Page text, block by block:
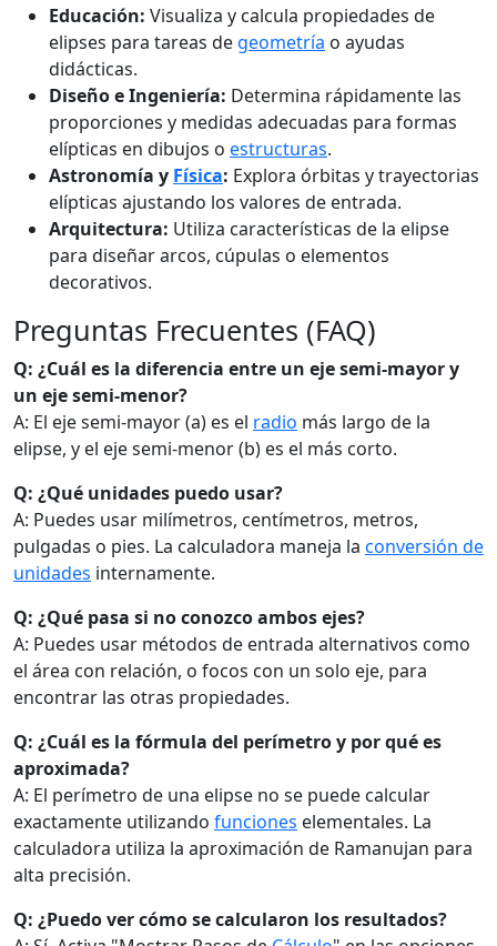
Educación: Visualiza y calcula propiedades de
elipses para tareas de geometría o ayudas
didácticas.
Diseño e Ingeniería: Determina rápidamente las
proporciones y medidas adecuadas para formas
elípticas en dibujos o estructuras.
Astronomía y Física: Explora órbitas y trayectorias
elípticas ajustando los valores de entrada.
Arquitectura: Utiliza características de la elipse
para diseñar arcos, cúpulas o elementos
decorativos.
Preguntas Frecuentes (FAQ)
Q: ¿Cuál es la diferencia entre un eje semi-mayor y
un eje semi-menor?
A: El eje semi-mayor (a) es el radio más largo de la
elipse, y el eje semi-menor (b) es el más corto.
Q: ¿Qué unidades puedo usar?
A: Puedes usar milímetros, centímetros, metros,
pulgadas o pies. La calculadora maneja la conversión de
unidades internamente.
Q: ¿Qué pasa si no conozco ambos ejes?
A: Puedes usar métodos de entrada alternativos como
el área con relación, o focos con un solo eje, para
encontrar las otras propiedades.
Q: ¿Cuál es la fórmula del perímetro y por qué es
aproximada?
A: El perímetro de una elipse no se puede calcular
exactamente utilizando funciones elementales. La
calculadora utiliza la aproximación de Ramanujan para
alta precisión.
Q: ¿Puedo ver cómo se calcularon los resultados?